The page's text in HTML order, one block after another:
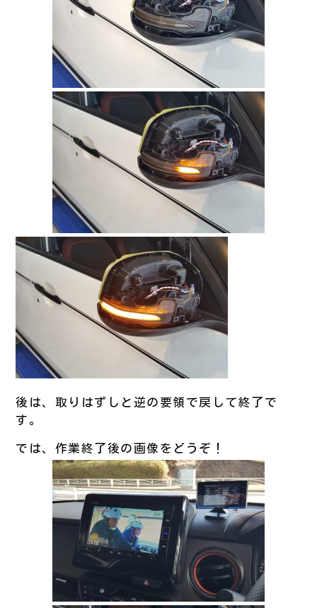
後は、取りはずしと逆の要領で戻して終了で
す。
では、作業終了後の画像をどうぞ！